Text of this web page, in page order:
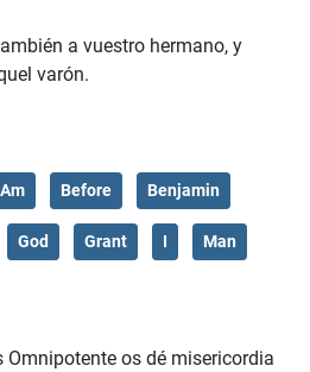
a vuestro hermano, y
varón.
Am Before Benjamin
God Grant I Man
Omnipotente os dé misericordia